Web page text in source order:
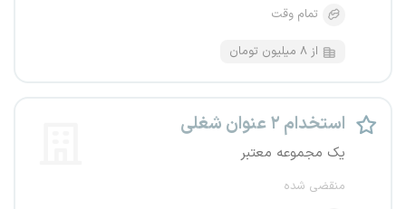
تمام وقت
از ۸ میلیون تومان
استخدام ۲ عنوان شغلی
یک مجموعه معتبر
منقضی شده